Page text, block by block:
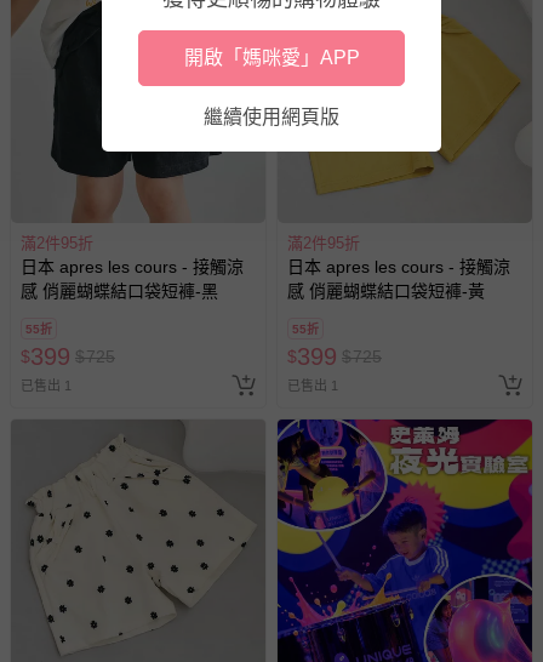
深淺色請分開洗滌，以避免造成互相移染。請使用中性洗
劑；浸泡時間不宜過長
請勿使用漂白劑、螢光增白劑及衣物柔軟劑，以免破壞布料
針織、刺繡、立體造型等類服飾，建議套入洗衣袋再清潔
過分烘乾會導致衣物收縮，破壞織物纖維，不建議使用烘衣
每件商品在拍攝時力求忠實呈現，但因為每台電腦、手機或
平板會因為螢幕亮度及解析度不同，與實際成品還是會有些
差異
預購為海外同步代購，遇缺貨即會通知媽咪並協助取消退款
事宜
退換貨須知
您所購買的商品享有7天的鑑賞期／猶豫期權益，但此期間
並非試用期，您所退回的商品必須是未經使用的全新狀態，
包含完整包裝、配件、說明文件及贈品等。
如需退換貨，請於收到商品7天（含例假日內提出），如為
瑕疵退換貨所產生的運費，將由媽咪愛負責處理，若非瑕疵
退貨，您可至『查詢訂單』>『已出貨』中查詢該筆訂單，
並點選『我要退貨』即可進行申請。若有相關退貨問題，請
至媽咪愛LINE@客服ID: @mamilove我們將依序為您處理
滿2件95折
日本 apres les cours - 接觸涼
感 俏麗蝴蝶結口袋短褲-黑
55折
$399 $725
已售出 1
滿2件95折
日本 apres les cours - 接觸涼
感 俏麗蝴蝶結口袋短褲-黃
55折
$399 $725
已售出 1
開啟「媽咪愛」APP
繼續使用網頁版